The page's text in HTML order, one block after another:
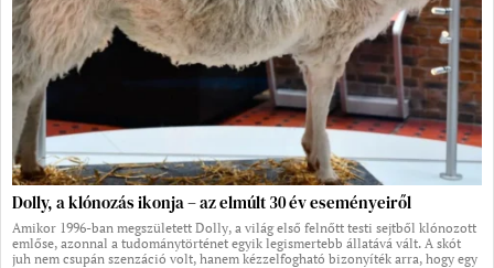
Dolly, a klónozás ikonja – az elmúlt 30 év eseményeiről
Amikor 1996-ban megszületett Dolly, a világ első felnőtt testi sejtből klónozott
emlőse, azonnal a tudománytörténet egyik legismertebb állatává vált. A skót
juh nem csupán szenzáció volt, hanem kézzelfogható bizonyíték arra, hogy egy